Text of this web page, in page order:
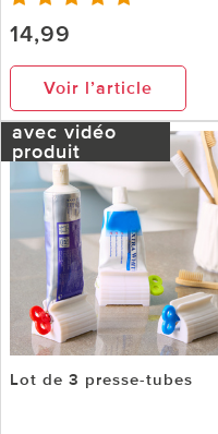
14,99
Voir l’article
avec vidéo
produit
Lot de 3 presse-tubes